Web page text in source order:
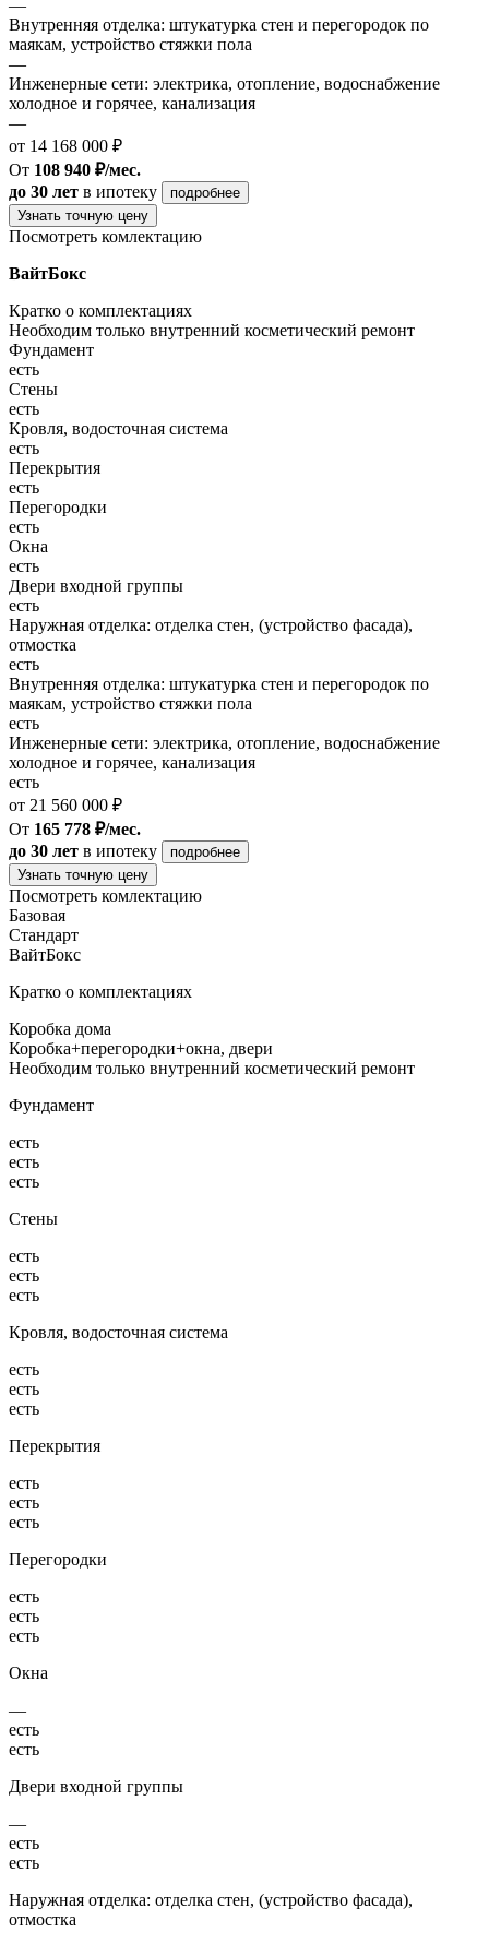
—
Внутренняя отделка: штукатурка стен и перегородок по
маякам, устройство стяжки пола
—
Инженерные сети: электрика, отопление, водоснабжение
холодное и горячее, канализация
—
от 14 168 000 ₽
От 108 940 ₽/мес.
до 30 лет в ипотеку
подробнее
Узнать точную цену
Посмотреть комлектацию
ВайтБокс
Кратко о комплектациях
Необходим только внутренний косметический ремонт
Фундамент
есть
Стены
есть
Кровля, водосточная система
есть
Перекрытия
есть
Перегородки
есть
Окна
есть
Двери входной группы
есть
Наружная отделка: отделка стен, (устройство фасада),
отмостка
есть
Внутренняя отделка: штукатурка стен и перегородок по
маякам, устройство стяжки пола
есть
Инженерные сети: электрика, отопление, водоснабжение
холодное и горячее, канализация
есть
от 21 560 000 ₽
От 165 778 ₽/мес.
до 30 лет в ипотеку
подробнее
Узнать точную цену
Посмотреть комлектацию
Базовая
Стандарт
ВайтБокс
Кратко о комплектациях
Коробка дома
Коробка+перегородки+окна, двери
Необходим только внутренний косметический ремонт
Фундамент
есть
есть
есть
Стены
есть
есть
есть
Кровля, водосточная система
есть
есть
есть
Перекрытия
есть
есть
есть
Перегородки
есть
есть
есть
Окна
—
есть
есть
Двери входной группы
—
есть
есть
Наружная отделка: отделка стен, (устройство фасада),
отмостка